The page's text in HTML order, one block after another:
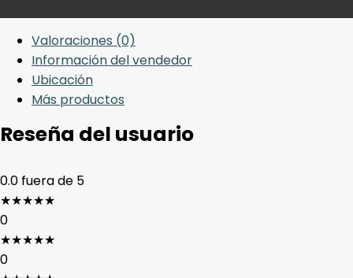
Valoraciones (0)
Información del vendedor
Ubicación
Más productos
Reseña del usuario
0.0 fuera de 5
★★★★★
0
★★★★★
0